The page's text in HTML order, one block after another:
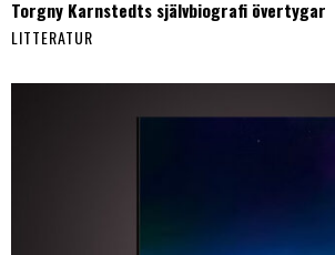
Torgny Karnstedts självbiografi övertygar
LITTERATUR